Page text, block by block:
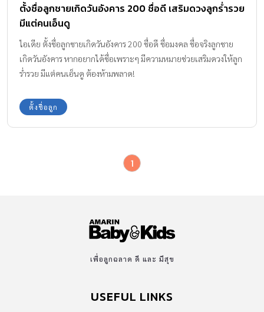
ตั้งชื่อลูกชายเกิดวันอังคาร 200 ชื่อดี เสริมดวงลูกร่ำรวย
มีแต่คนเอ็นดู
ไอเดีย ตั้งชื่อลูกชายเกิดวันอังคาร 200 ชื่อดี ชื่อมงคล ชื่อจริงลูกชาย
เกิดวันอังคาร หากอยากได้ชื่อเพราะๆ มีความหมายช่วยเสริมดวงให้ลูก
ร่ำรวย มีแต่คนเอ็นดู ต้องห้ามพลาด!
ตั้งชื่อลูก
1
เพื่อลูกฉลาด ดี และ มีสุข
USEFUL LINKS